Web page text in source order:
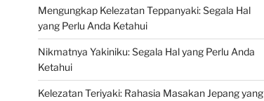
Mengungkap Kelezatan Teppanyaki: Segala Hal
yang Perlu Anda Ketahui
Nikmatnya Yakiniku: Segala Hal yang Perlu Anda
Ketahui
Kelezatan Teriyaki: Rahasia Masakan Jepang yang